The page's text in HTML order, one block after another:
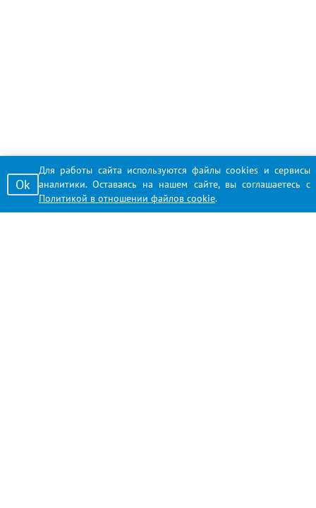
Для работы сайта используются файлы cookies и сервисы
аналитики. Оставаясь на нашем сайте, вы соглашаетесь с
Политикой в отношении файлов cookie.
Ok